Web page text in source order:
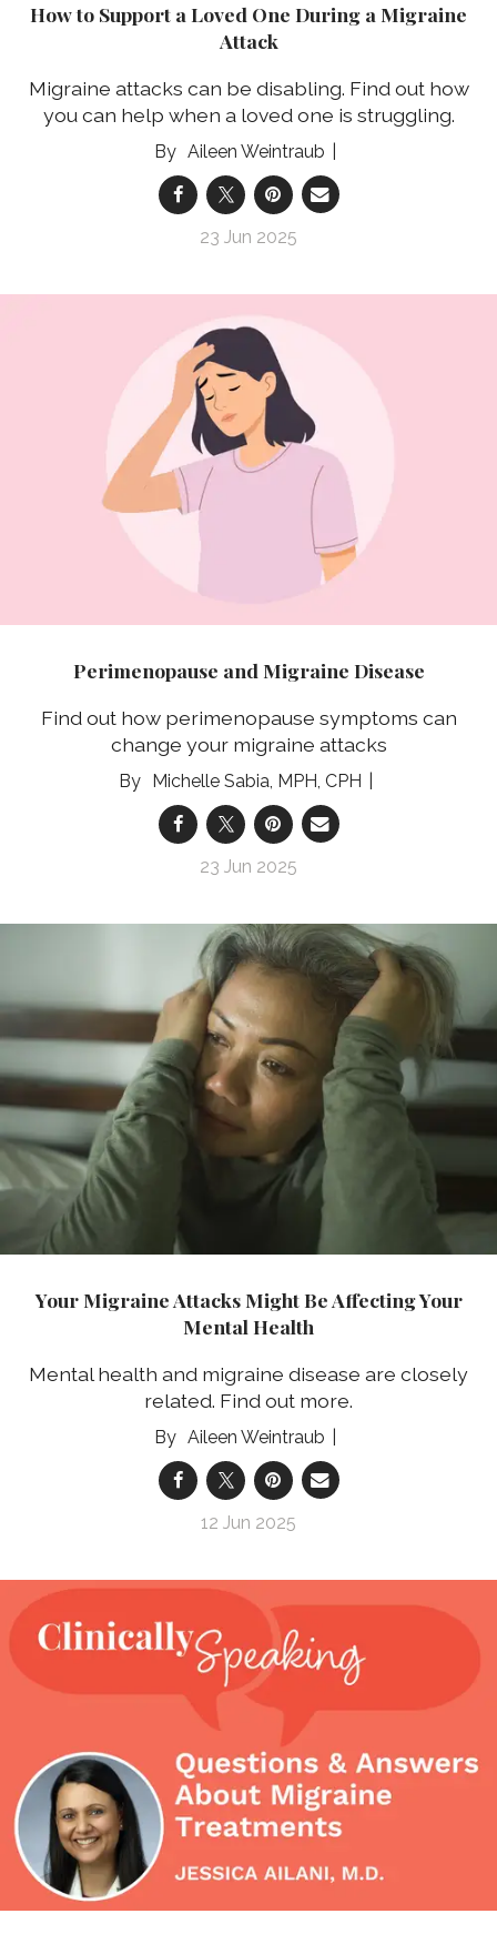
How to Support a Loved One During a Migraine
Attack
Migraine attacks can be disabling. Find out how
you can help when a loved one is struggling.
Aileen Weintraub
23 Jun 2025
Perimenopause and Migraine Disease
Find out how perimenopause symptoms can
change your migraine attacks
Michelle Sabia, MPH, CPH
23 Jun 2025
Your Migraine Attacks Might Be Affecting Your
Mental Health
Mental health and migraine disease are closely
related. Find out more.
Aileen Weintraub
12 Jun 2025